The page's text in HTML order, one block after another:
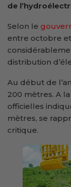
de
Selon le
entre octobre
distribution
Au début de
200 mètres. A
officielles
mètres, se
critique.